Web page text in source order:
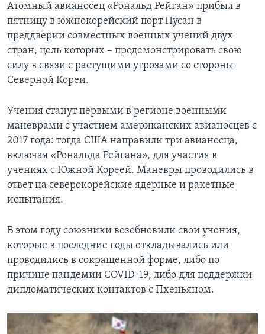
Атомный авианосец «Рональд Рейган» прибыл в
пятницу в южнокорейский порт Пусан в
преддверии совместных военных учений двух
стран, цель которых – продемонстрировать свою
силу в связи с растущими угрозами со стороны
Северной Кореи.
Учения станут первыми в регионе военными
маневрами с участием американских авианосцев с
2017 года: тогда США направили три авианосца,
включая «Рональда Рейгана», для участия в
учениях с Южной Кореей. Маневры проводились в
ответ на северокорейские ядерные и ракетные
испытания.
В этом году союзники возобновили свои учения,
которые в последние годы откладывались или
проводились в сокращенной форме, либо по
причине пандемии COVID-19, либо для поддержки
дипломатических контактов с Пхеньяном.